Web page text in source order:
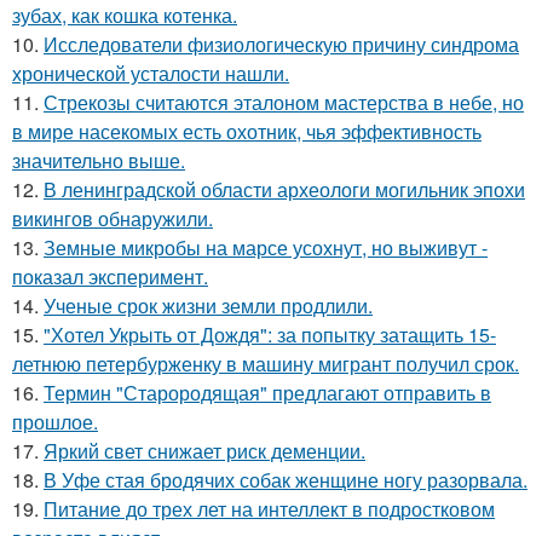
зубах, как кошка котенка.
10. Исследователи физиологическую причину синдрома
хронической усталости нашли.
11. Стрекозы считаются эталоном мастерства в небе, но
в мире насекомых есть охотник, чья эффективность
значительно выше.
12. В ленинградской области археологи могильник эпохи
викингов обнаружили.
13. Земные микробы на марсе усохнут, но выживут -
показал эксперимент.
14. Ученые срок жизни земли продлили.
15. "Хотел Укрыть от Дождя": за попытку затащить 15-
летнюю петербурженку в машину мигрант получил срок.
16. Термин "Старородящая" предлагают отправить в
прошлое.
17. Яркий свет снижает риск деменции.
18. В Уфе стая бродячих собак женщине ногу разорвала.
19. Питание до трех лет на интеллект в подростковом